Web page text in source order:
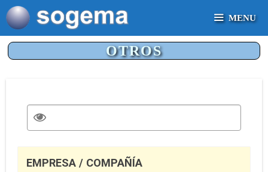
Saltar
contenido
MENU
OTROS
EMPRESA / COMPAÑÍA